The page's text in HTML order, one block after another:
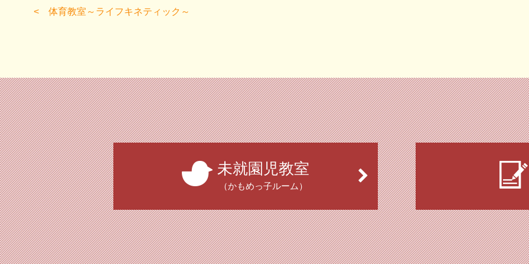
体育教室～ライフキネティック～
未就園児教室
（かもめっ子ルーム）